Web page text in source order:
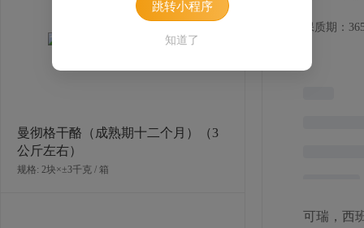
曼彻格干酪（成熟期十二个月）（3
公斤左右）
规格: 2块×±3千克 / 箱
保质期：
可瑞，西
跳转小程序
知道了